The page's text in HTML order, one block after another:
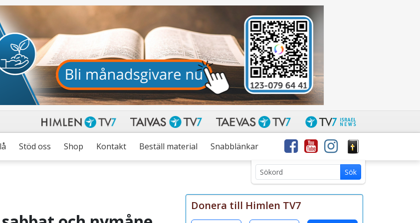
Stöd oss Shop Kontakt Beställ material Snabblänkar
Sök
med
sökterm:
Sök
Donera till Himlen TV7